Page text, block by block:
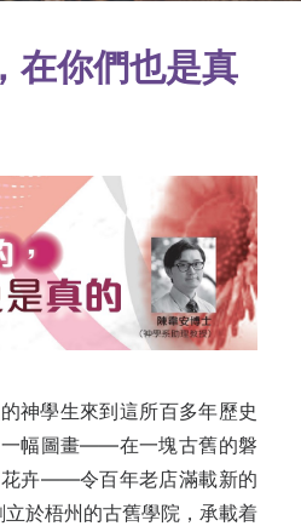
在你們也是真
神學生來到這所百多年歷史
幅圖畫——在一塊古舊的磐
卉——令百年老店滿載新的
於梧州的古舊學院，承載着